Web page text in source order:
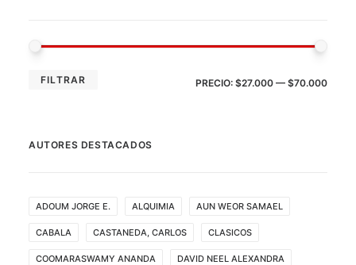
FILTRAR PRECIO: $27.000 — $70.000
AUTORES DESTACADOS
ADOUM JORGE E. ALQUIMIA AUN WEOR SAMAEL
CABALA CASTANEDA, CARLOS CLASICOS
COOMARASWAMY ANANDA DAVID NEEL ALEXANDRA